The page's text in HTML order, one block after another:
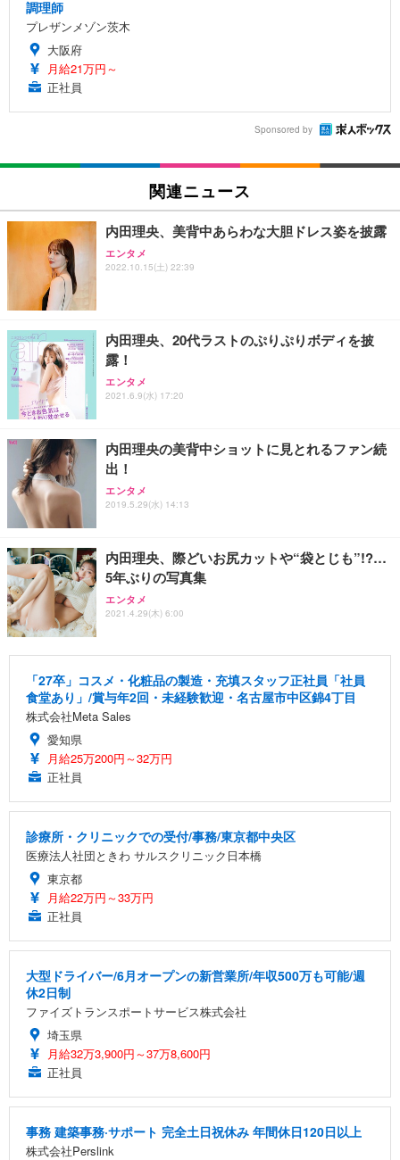
調理師
プレザンメゾン茨木
大阪府
月給21万円～
正社員
Sponsored by
関連ニュース
内田理央、美背中あらわな大胆ドレス姿を披露
エンタメ
2022.10.15(土) 22:39
内田理央、20代ラストのぷりぷりボディを披
露！
エンタメ
2021.6.9(水) 17:20
内田理央の美背中ショットに見とれるファン続
出！
エンタメ
2019.5.29(水) 14:13
内田理央、際どいお尻カットや“袋とじも”!?…
5年ぶりの写真集
エンタメ
2021.4.29(木) 6:00
「27卒」コスメ・化粧品の製造・充填スタッフ正社員「社員
食堂あり」/賞与年2回・未経験歓迎・名古屋市中区錦4丁目
株式会社Meta Sales
愛知県
月給25万200円～32万円
正社員
診療所・クリニックでの受付/事務/東京都中央区
医療法人社団ときわ サルスクリニック日本橋
東京都
月給22万円～33万円
正社員
大型ドライバー/6月オープンの新営業所/年収500万も可能/週
休2日制
ファイズトランスポートサービス株式会社
埼玉県
月給32万3,900円～37万8,600円
正社員
事務 建築事務·サポート 完全土日祝休み 年間休日120日以上
株式会社Perslink